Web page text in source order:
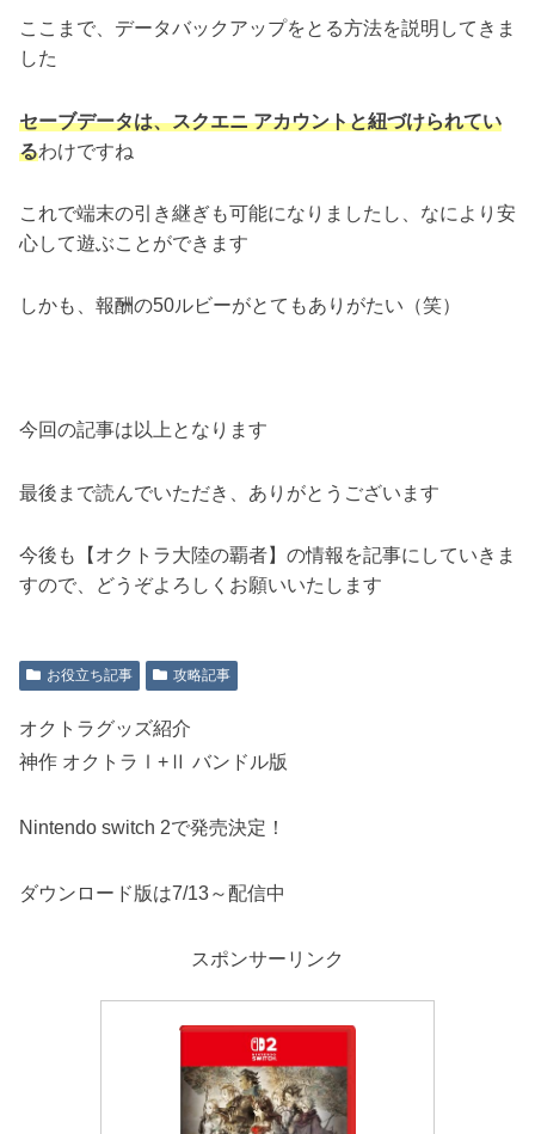
ここまで、データバックアップをとる方法を説明してきま
した
セーブデータは、スクエニ アカウントと紐づけられてい
るわけですね
これで端末の引き継ぎも可能になりましたし、なにより安
心して遊ぶことができます
しかも、報酬の50ルビーがとてもありがたい（笑）
今回の記事は以上となります
最後まで読んでいただき、ありがとうございます
今後も【オクトラ大陸の覇者】の情報を記事にしていきま
すので、どうぞよろしくお願いいたします
お役立ち記事 攻略記事
オクトラグッズ紹介
神作 オクトラⅠ+Ⅱ バンドル版
Nintendo switch 2で発売決定！
ダウンロード版は7/13～配信中
スポンサーリンク